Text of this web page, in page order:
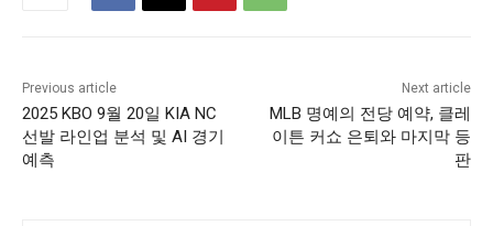
Previous article
2025 KBO 9월 20일 KIA NC
선발 라인업 분석 및 AI 경기
예측
Next article
MLB 명예의 전당 예약, 클레
이튼 커쇼 은퇴와 마지막 등
판